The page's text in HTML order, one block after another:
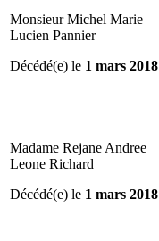
Monsieur Michel Marie
Lucien Pannier
Décédé(e) le 1 mars 2018
Madame Rejane Andree
Leone Richard
Décédé(e) le 1 mars 2018